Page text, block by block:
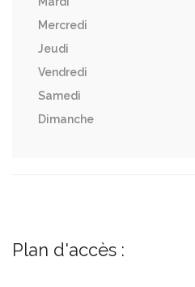
Mercredi
Jeudi
Vendredi
Samedi
Dimanche
Plan d'accès :